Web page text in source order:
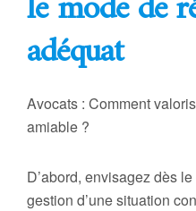
adéquat
Avocats : Comment
amiable ?
D’abord, envisagez dès
gestion d’une situation